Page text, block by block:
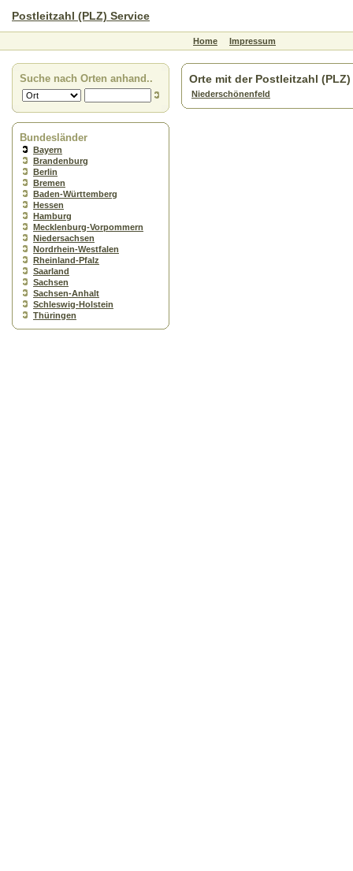
Postleitzahl (PLZ) Service
Home Impressum
Suche nach Orten anhand..
Bundesländer
Bayern
Brandenburg
Berlin
Bremen
Baden-Württemberg
Hessen
Hamburg
Mecklenburg-Vorpommern
Niedersachsen
Nordrhein-Westfalen
Rheinland-Pfalz
Saarland
Sachsen
Sachsen-Anhalt
Schleswig-Holstein
Thüringen
Orte mit der Postleitzahl (PLZ)
Niederschönenfeld